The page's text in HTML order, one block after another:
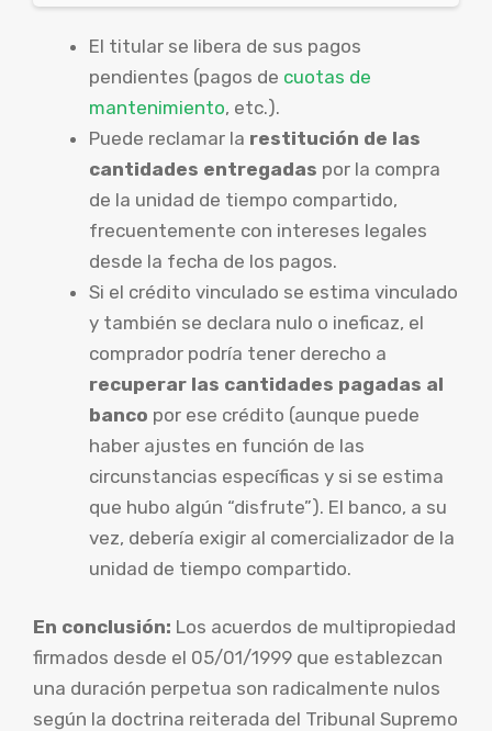
El titular se libera de sus pagos
pendientes (pagos de cuotas de
mantenimiento, etc.).
Puede reclamar la restitución de las
cantidades entregadas por la compra
de la unidad de tiempo compartido,
frecuentemente con intereses legales
desde la fecha de los pagos.
Si el crédito vinculado se estima vinculado
y también se declara nulo o ineficaz, el
comprador podría tener derecho a
recuperar las cantidades pagadas al
banco por ese crédito (aunque puede
haber ajustes en función de las
circunstancias específicas y si se estima
que hubo algún “disfrute”). El banco, a su
vez, debería exigir al comercializador de la
unidad de tiempo compartido.
En conclusión: Los acuerdos de multipropiedad
firmados desde el 05/01/1999 que establezcan
una duración perpetua son radicalmente nulos
según la doctrina reiterada del Tribunal Supremo